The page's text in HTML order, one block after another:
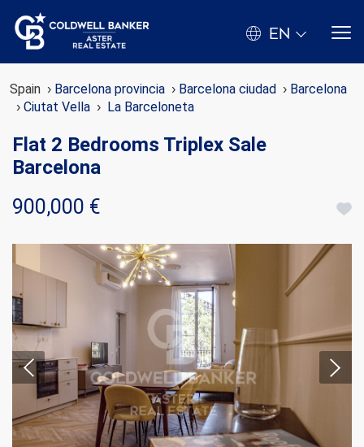
EN
Spain Barcelona provincia Barcelona ciudad
Barcelona
Ciutat Vella
La Barceloneta
Flat 2 Bedrooms Triplex Sale
Barcelona
900,000 €